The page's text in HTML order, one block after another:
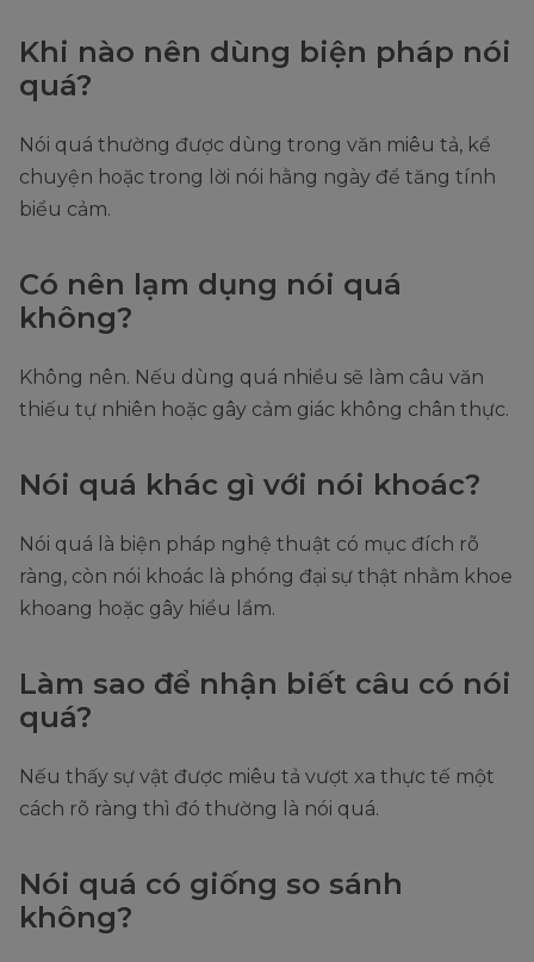
Khi nào nên dùng biện pháp nói
quá?
Nói quá thường được dùng trong văn miêu tả, kể
chuyện hoặc trong lời nói hằng ngày để tăng tính
biểu cảm.
Có nên lạm dụng nói quá
không?
Không nên. Nếu dùng quá nhiều sẽ làm câu văn
thiếu tự nhiên hoặc gây cảm giác không chân thực.
Nói quá khác gì với nói khoác?
Nói quá là biện pháp nghệ thuật có mục đích rõ
ràng, còn nói khoác là phóng đại sự thật nhằm khoe
khoang hoặc gây hiểu lầm.
Làm sao để nhận biết câu có nói
quá?
Nếu thấy sự vật được miêu tả vượt xa thực tế một
cách rõ ràng thì đó thường là nói quá.
Nói quá có giống so sánh
không?